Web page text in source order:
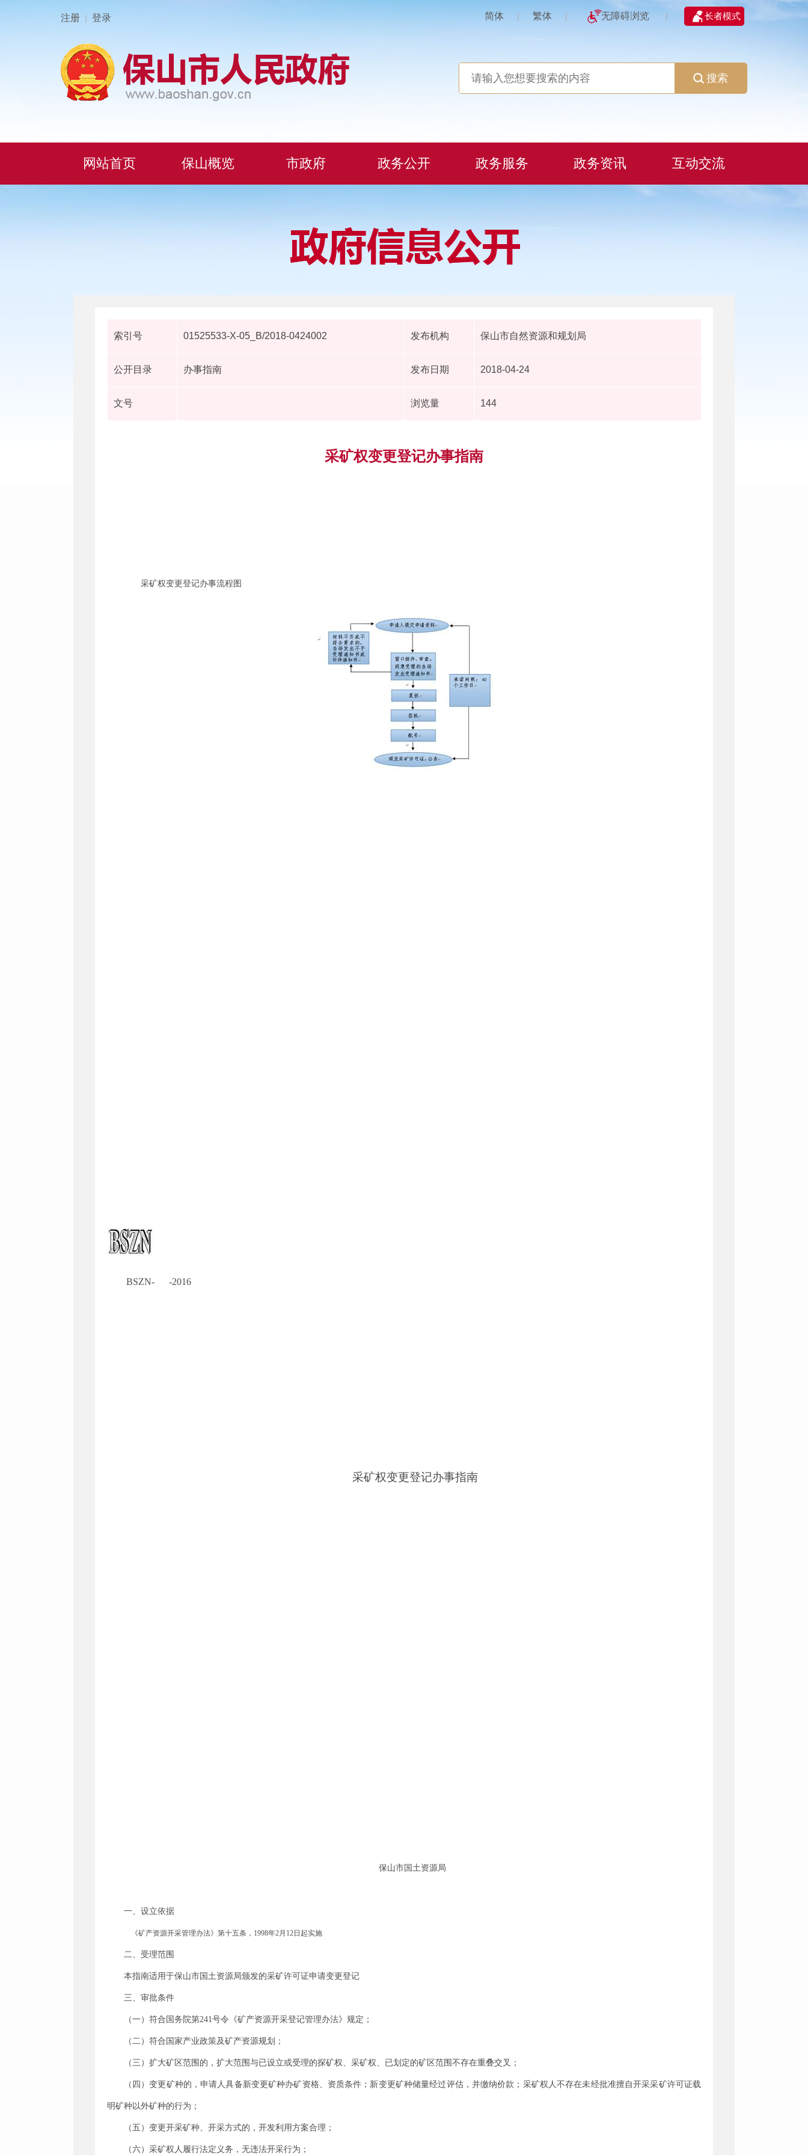
注册 | 登录 简体 | 繁体 | 无障碍浏览 | 长者模式
搜索
网站首页 保山概览 市政府 政务公开 政务服务 政务资讯 互动交流
索引号 01525533-X-05_B/2018-0424002 发布机构 保山市自然资源和规划局
公开目录 办事指南 发布日期 2018-04-24
文号 浏览量 144
采矿权变更登记办事指南
采矿权变更登记办事流程图
BSZN- -2016
采矿权变更登记办事指南
保山市国土资源局
一、设立依据
《矿产资源开采管理办法》第十五条， 1998年2月 12日起实施
二、受理范围
本指南适用于保山市国土资源局颁发的采矿许可证申请变更登记
三、审批条件
（一）符合国务院第241号令《矿产资源开采登记管理办法》规定；
（二）符合国家产业政策及矿产资源规划；
（三）扩大矿区范围的，扩大范围与已设立或受理的探矿权、采矿权、已划定的矿区范围不存在重叠交叉；
（四）变更矿种的，申请人具备新变更矿种办矿资格、资质条件；新变更矿种储量经过评估，并缴纳价款；采矿权人不存在未经批准擅自开采采矿许可证载
明矿种以外矿种的行为；
（五）变更开采矿种、开采方式的，开发利用方案合理；
（六）采矿权人履行法定义务，无违法开采行为；